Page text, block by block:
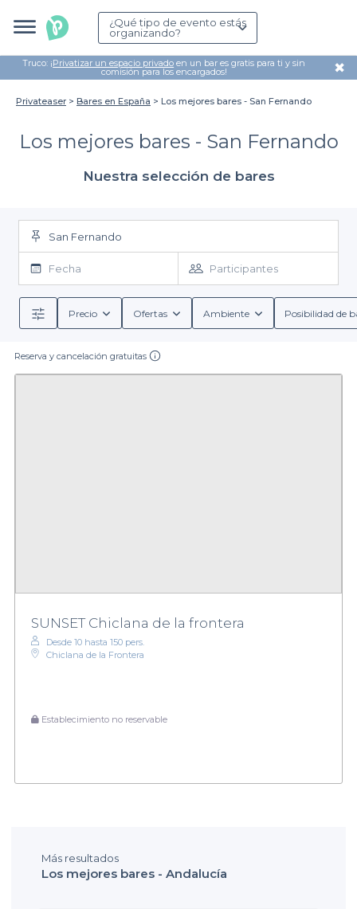
¿Qué tipo de evento estás
organizando?
Truco: ¡Privatizar un espacio privado en un bar es gratis para ti y sin
comisión para los encargados! ✖
Privateaser Bares en España Los mejores bares - San Fernando
Los mejores bares - San Fernando
Nuestra selección de bares
San Fernando
Fecha Participantes
Precio Ofertas Ambiente Posibilidad de
Reserva y cancelación gratuitas
SUNSET Chiclana de la frontera
Desde 10 hasta 150 pers.
Chiclana de la Frontera
Establecimiento no reservable
Más resultados
Los mejores bares - Andalucía